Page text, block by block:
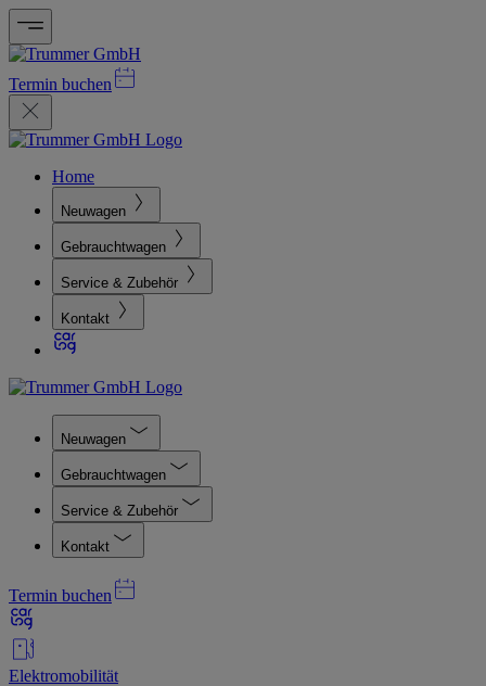
Termin buchen
Home
Neuwagen
Gebrauchtwagen
Service & Zubehör
Kontakt
Neuwagen
Gebrauchtwagen
Service & Zubehör
Kontakt
Termin buchen
Elektromobilität